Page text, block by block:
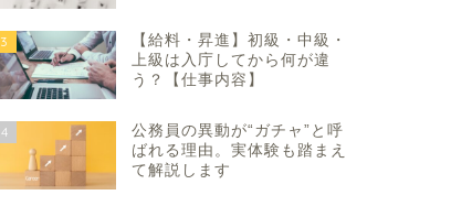
3
【給料・昇進】初級・中級・
上級は入庁してから何が違
う？【仕事内容】
4
公務員の異動が“ガチャ”と呼
ばれる理由。実体験も踏まえ
て解説します